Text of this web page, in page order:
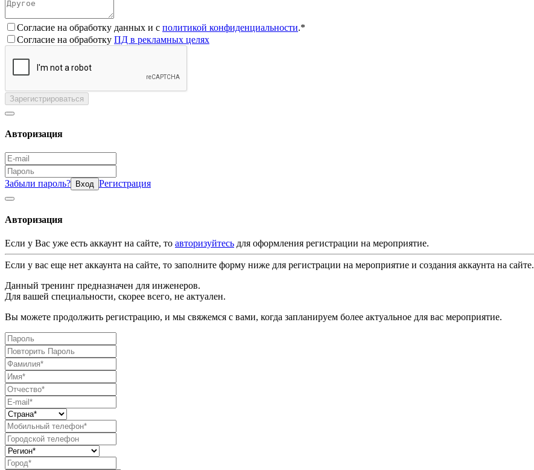
Согласие на обработку данных и с политикой конфиденциальности.*
Согласие на обработку ПД в рекламных целях
Зарегистрироваться
Авторизация
Забыли пароль? Вход Регистрация
Авторизация
Если у Вас уже есть аккаунт на сайте, то авторизуйтесь для оформления регистрации на мероприятие.
Если у вас еще нет аккаунта на сайте, то заполните форму ниже для регистрации на мероприятие и создания аккаунта на сайте.
Данный тренинг предназначен для инженеров.
Для вашей специальности, скорее всего, не актуален.
Вы можете продолжить регистрацию, и мы свяжемся с вами, когда запланируем более актуальное для вас мероприятие.